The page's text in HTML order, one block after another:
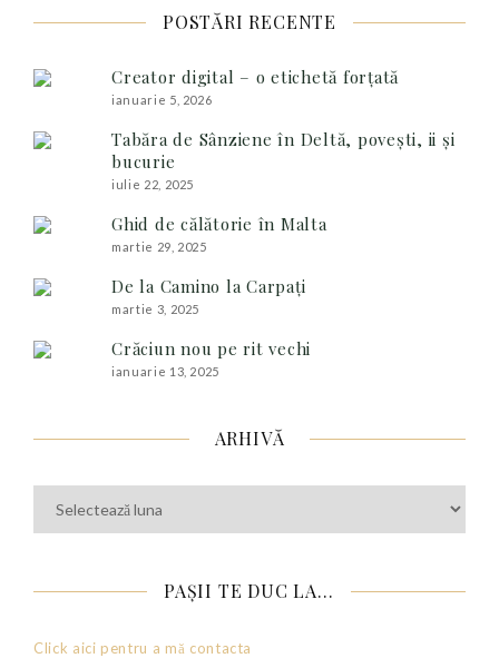
POSTĂRI RECENTE
Creator digital – o etichetă forțată
ianuarie 5, 2026
Tabăra de Sânziene în Deltă, povești, ii și
bucurie
iulie 22, 2025
Ghid de călătorie în Malta
martie 29, 2025
De la Camino la Carpați
martie 3, 2025
Crăciun nou pe rit vechi
ianuarie 13, 2025
ARHIVĂ
PAȘII TE DUC LA…
Click aici pentru a mă contacta